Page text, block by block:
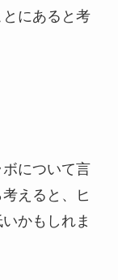
にあると考
について言
えると、ヒ
かもしれま